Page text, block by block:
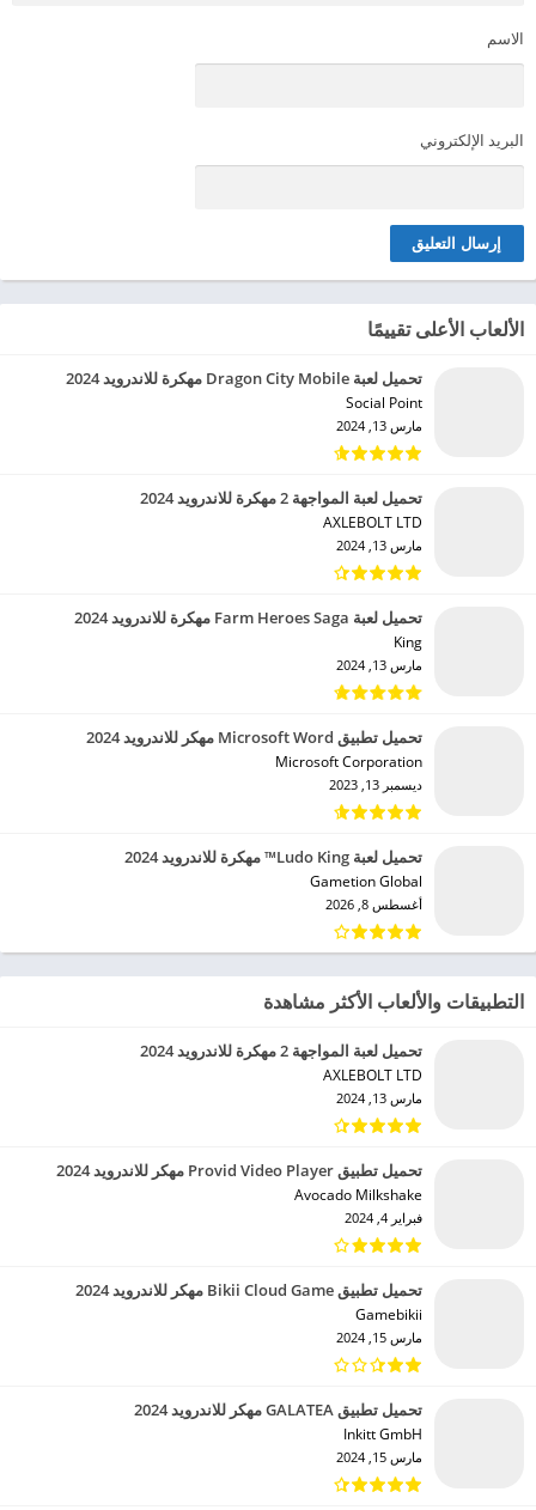
الاسم
البريد الإلكتروني
الألعاب الأعلى تقييمًا
تحميل لعبة Dragon City Mobile مهكرة للاندرويد 2024
Social Point‏
مارس 13, 2024
تحميل لعبة المواجهة 2 مهكرة للاندرويد 2024
AXLEBOLT LTD‏
مارس 13, 2024
تحميل لعبة Farm Heroes Saga مهكرة للاندرويد 2024
King‏
مارس 13, 2024
تحميل تطبيق Microsoft Word مهكر للاندرويد 2024
Microsoft Corporation‏
ديسمبر 13, 2023
تحميل لعبة Ludo King™ مهكرة للاندرويد 2024
Gametion Global‏
أغسطس 8, 2026
التطبيقات والألعاب الأكثر مشاهدة
تحميل لعبة المواجهة 2 مهكرة للاندرويد 2024
AXLEBOLT LTD‏
مارس 13, 2024
تحميل تطبيق Provid Video Player مهكر للاندرويد 2024
Avocado Milkshake‏
فبراير 4, 2024
تحميل تطبيق Bikii Cloud Game مهكر للاندرويد 2024
Gamebikii‏
مارس 15, 2024
تحميل تطبيق GALATEA مهكر للاندرويد 2024
Inkitt GmbH‏
مارس 15, 2024